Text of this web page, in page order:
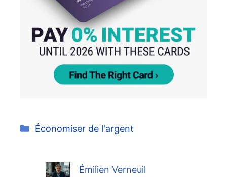
Catégories
Économiser de l'argent
Émilien Verneuil